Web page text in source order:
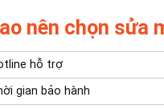
nên chọn sửa
hỗ trợ
gian bảo hành